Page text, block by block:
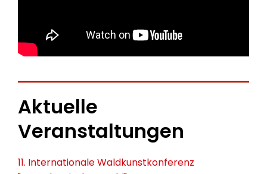
Aktuelle
Veranstaltungen
11. Internationale Waldkunstkonferenz